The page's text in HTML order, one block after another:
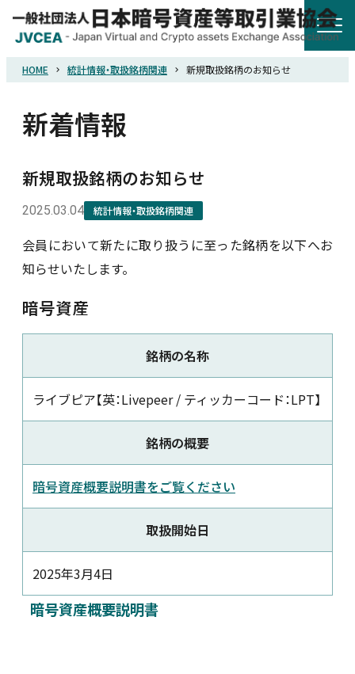
HOME
協会概要
規則・ガイドライン
詐欺関連情報
お問い合わせ
JP
HOME 統計情報・取扱銘柄関連 新規取扱銘柄のお知らせ
新着情報
新規取扱銘柄のお知らせ
2025.03.04 統計情報・取扱銘柄関連
会員において新たに取り扱うに至った銘柄を以下へお
知らせいたします。
暗号資産
銘柄の名称
ライブピア【英：Livepeer / ティッカーコード：LPT】
銘柄の概要
暗号資産概要説明書をご覧ください
取扱開始日
2025年3月4日
暗号資産概要説明書